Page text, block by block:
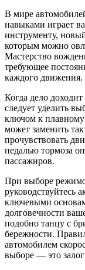
В мире
навыками играет
инструменту,
которым можно
Мастерство
требующее
каждого движения.
Когда дело
следует уделить
ключом к
может заменить
прочувствовать
педалью тормоза
пассажиров.
При выборе
руководствуйтесь
ключевыми
долговечности
подобно танцу с
бережности.
автомобилем
выборе — это